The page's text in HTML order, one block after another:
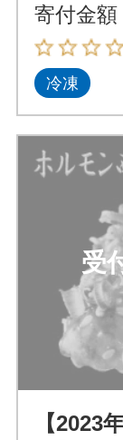
寄付金額
冷凍
受
【2023